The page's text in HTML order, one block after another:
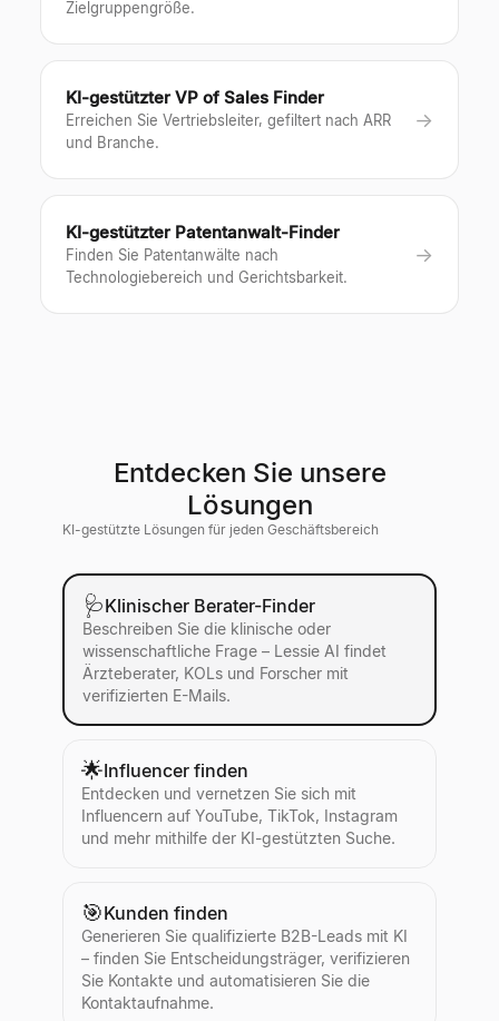
Zielgruppengröße.
KI-gestützter VP of Sales Finder
Erreichen Sie Vertriebsleiter, gefiltert nach ARR
und Branche.
→
KI-gestützter Patentanwalt-Finder
Finden Sie Patentanwälte nach
Technologiebereich und Gerichtsbarkeit.
→
Entdecken Sie unsere
Lösungen
KI-gestützte Lösungen für jeden Geschäftsbereich
🩺Klinischer Berater-Finder
Beschreiben Sie die klinische oder
wissenschaftliche Frage – Lessie AI findet
Ärzteberater, KOLs und Forscher mit
verifizierten E-Mails.
🌟Influencer finden
Entdecken und vernetzen Sie sich mit
Influencern auf YouTube, TikTok, Instagram
und mehr mithilfe der KI-gestützten Suche.
🎯Kunden finden
Generieren Sie qualifizierte B2B-Leads mit KI
– finden Sie Entscheidungsträger, verifizieren
Sie Kontakte und automatisieren Sie die
Kontaktaufnahme.